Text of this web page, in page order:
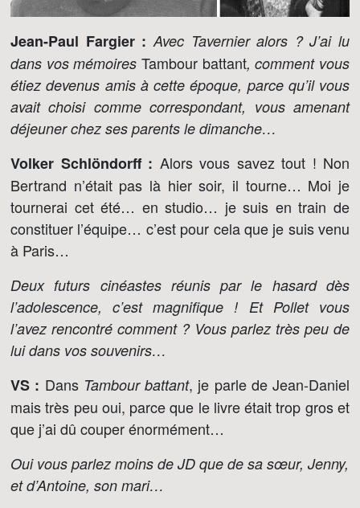
Jean-Paul Fargier : Avec Tavernier alors ? J’ai lu
dans vos mémoires Tambour battant, comment vous
étiez devenus amis à cette époque, parce qu’il vous
avait choisi comme correspondant, vous amenant
déjeuner chez ses parents le dimanche…
Volker Schlöndorff : Alors vous savez tout ! Non
Bertrand n’était pas là hier soir, il tourne… Moi je
tournerai cet été… en studio… je suis en train de
constituer l’équipe… c’est pour cela que je suis venu
à Paris…
Deux futurs cinéastes réunis par le hasard dès
l’adolescence, c’est magnifique ! Et Pollet vous
l’avez rencontré comment ? Vous parlez très peu de
lui dans vos souvenirs…
VS : Dans Tambour battant, je parle de Jean-Daniel
mais très peu oui, parce que le livre était trop gros et
que j’ai dû couper énormément…
Oui vous parlez moins de JD que de sa sœur, Jenny,
et d’Antoine, son mari…